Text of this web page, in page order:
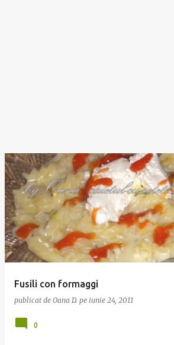
Fusili con formaggi
publicat de Oana D. pe iunie 24, 2011
0